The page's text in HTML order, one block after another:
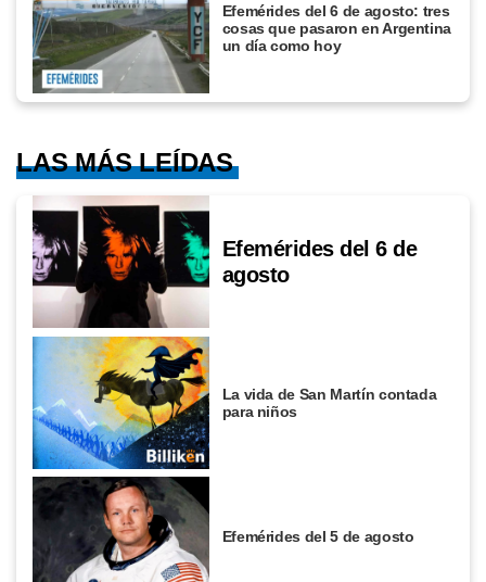
Efemérides del 6 de agosto: tres
cosas que pasaron en Argentina
un día como hoy
LAS MÁS LEÍDAS
Efemérides del 6 de
agosto
La vida de San Martín contada
para niños
Efemérides del 5 de agosto